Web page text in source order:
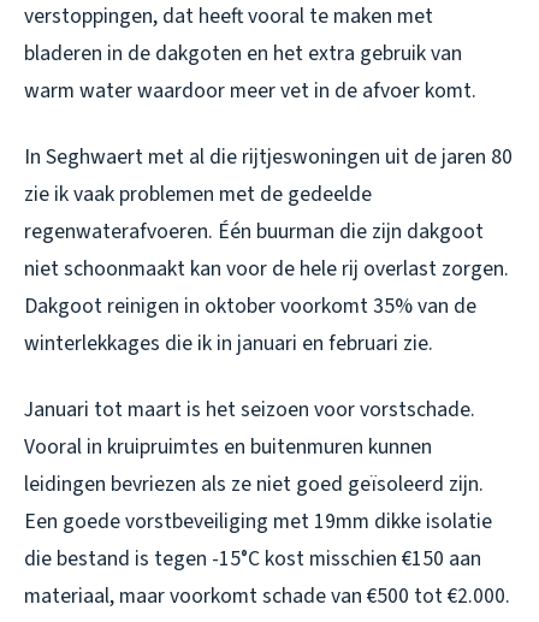
verstoppingen, dat heeft vooral te maken met
bladeren in de dakgoten en het extra gebruik van
warm water waardoor meer vet in de afvoer komt.
In Seghwaert met al die rijtjeswoningen uit de jaren 80
zie ik vaak problemen met de gedeelde
regenwaterafvoeren. Één buurman die zijn dakgoot
niet schoonmaakt kan voor de hele rij overlast zorgen.
Dakgoot reinigen in oktober voorkomt 35% van de
winterlekkages die ik in januari en februari zie.
Januari tot maart is het seizoen voor vorstschade.
Vooral in kruipruimtes en buitenmuren kunnen
leidingen bevriezen als ze niet goed geïsoleerd zijn.
Een goede vorstbeveiliging met 19mm dikke isolatie
die bestand is tegen -15°C kost misschien €150 aan
materiaal, maar voorkomt schade van €500 tot €2.000.